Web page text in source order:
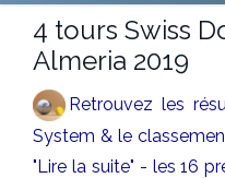
4 tours Swiss
Almeria 2019
Retrouvez les
System & le
"Lire la suite" - les 16